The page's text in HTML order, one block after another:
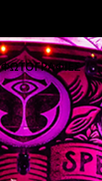
ΦΩΤΟΓΡΑΦΙΕΣ